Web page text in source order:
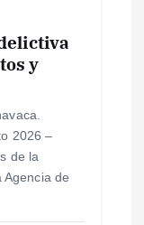
y
2026 –
de la
de